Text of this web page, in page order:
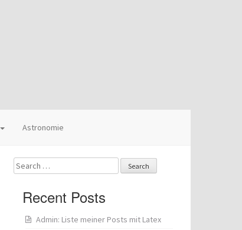
Astronomie
Search
for:
Recent Posts
Admin: Liste meiner Posts mit Latex